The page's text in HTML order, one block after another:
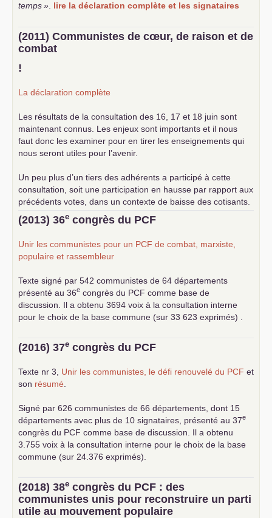
temps» lire la déclaration complète et les signataires
(2011) Communistes de cœur, de raison et de
combat
!
La déclaration complète
Les résultats de la consultation des 16, 17 et 18 juin sont
maintenant connus. Les enjeux sont importants et il nous
faut donc les examiner pour en tirer les enseignements qui
nous seront utiles pour l’avenir.
Un peu plus d’un tiers des adhérents a participé à cette
consultation, soit une participation en hausse par rapport aux
précédents votes, dans un contexte de baisse des cotisants.
... lire la suite
(2013) 36e congrès du PCF
Unir les communistes pour un PCF de combat, marxiste,
populaire et rassembleur
Texte signé par 542 communistes de 64 départements
présenté au 36e congrès du PCF comme base de
discussion. Il a obtenu 3694 voix à la consultation interne
pour le choix de la base commune (sur 33 623 exprimés) .
(2016) 37e congrès du PCF
Texte nr 3, Unir les communistes, le défi renouvelé du PCF et
son résumé
Signé par 626 communistes de 66 départements, dont 15
départements avec plus de 10 signataires, présenté au 37e
congrès du PCF comme base de discussion. Il a obtenu
3.755 voix à la consultation interne pour le choix de la base
commune (sur 24.376 exprimés).
(2018) 38e congrès du PCF : des
communistes unis pour reconstruire un parti
utile au mouvement populaire